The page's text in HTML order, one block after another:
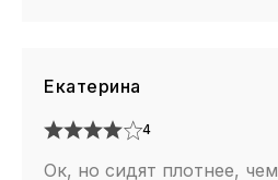
Екатерина
4
Ок, но сидят плотнее,